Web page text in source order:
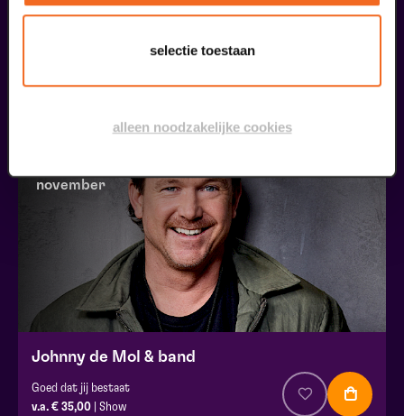
selectie toestaan
alleen noodzakelijke cookies
Ik weet het eigenlijk niet | Reprise
november
Johnny de Mol & band
Goed dat jij bestaat
v.a. € 35,00 | Show